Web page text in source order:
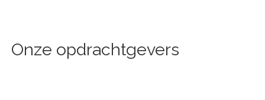
Onze opdrachtgevers